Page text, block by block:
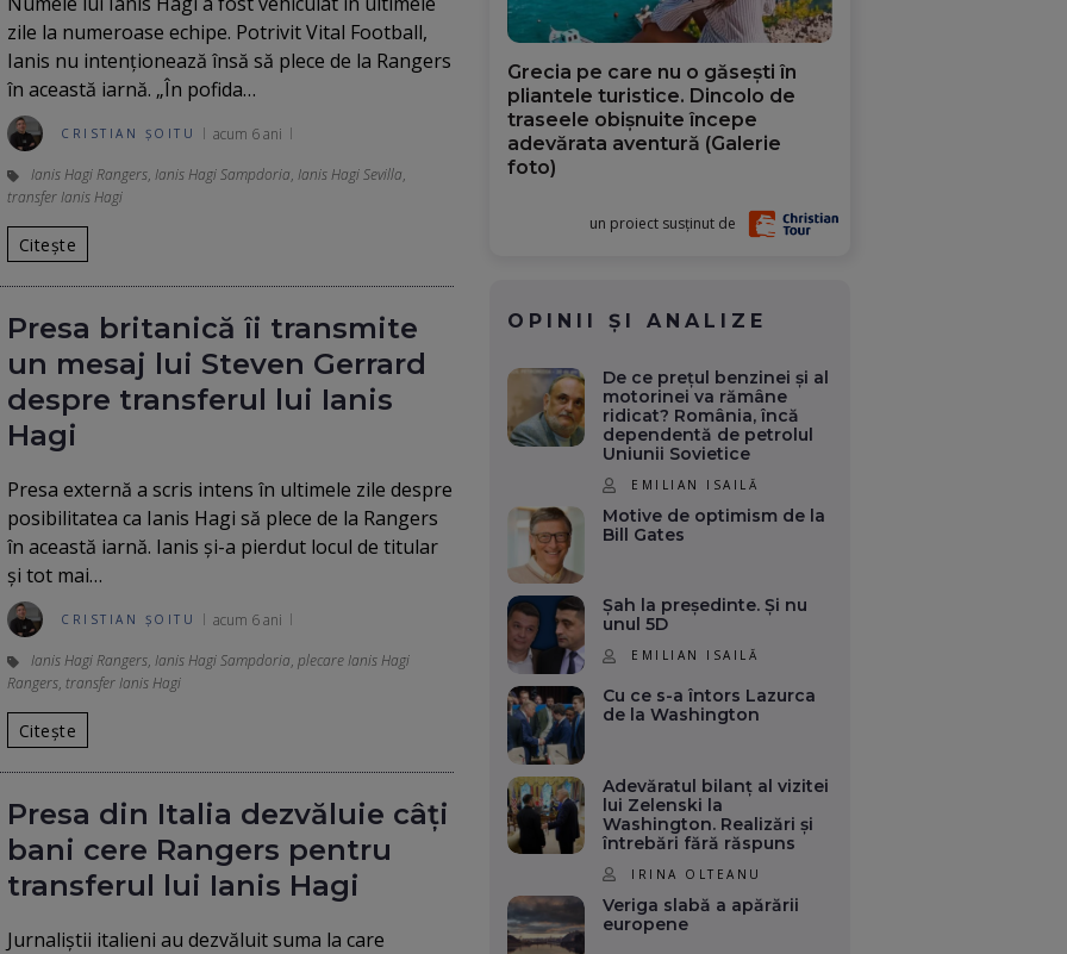
zile la numeroase echipe. Potrivit Vital Football,
Ianis nu intenționează însă să plece de la Rangers
în această iarnă. „În pofida…
CRISTIAN ȘOITU acum 6 ani
Ianis Hagi Rangers, Ianis Hagi Sampdoria, Ianis Hagi Sevilla,
transfer Ianis Hagi
Citește
Presa britanică îi transmite
un mesaj lui Steven Gerrard
despre transferul lui Ianis
Hagi
Presa externă a scris intens în ultimele zile despre
posibilitatea ca Ianis Hagi să plece de la Rangers
în această iarnă. Ianis și-a pierdut locul de titular
și tot mai…
CRISTIAN ȘOITU acum 6 ani
Ianis Hagi Rangers, Ianis Hagi Sampdoria, plecare Ianis Hagi
Rangers, transfer Ianis Hagi
Citește
Presa din Italia dezvăluie câți
bani cere Rangers pentru
transferul lui Ianis Hagi
Jurnaliștii italieni au dezvăluit suma la care
Grecia pe care nu o găsești în
pliantele turistice. Dincolo de
traseele obișnuite începe
adevărata aventură (Galerie
foto)
un proiect susținut de
OPINII ȘI ANALIZE
De ce prețul benzinei și al
motorinei va rămâne
ridicat? România, încă
dependentă de petrolul
Uniunii Sovietice
EMILIAN ISAILĂ
Motive de optimism de la
Bill Gates
Șah la președinte. Și nu
unul 5D
EMILIAN ISAILĂ
Cu ce s-a întors Lazurca
de la Washington
Adevăratul bilanț al vizitei
lui Zelenski la
Washington. Realizări și
întrebări fără răspuns
IRINA OLTEANU
Veriga slabă a apărării
europene